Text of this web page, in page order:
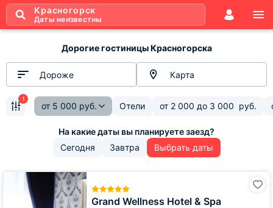
Красногорск
Даты неизвестны
Дорогие гостиницы Красногорска
Дороже Карта
от 5 000 руб. Отели от 2 000 до 3 000 руб.
1
Сегодня Завтра Выбрать даты
Grand Wellness Hotel & Spa
Wellness